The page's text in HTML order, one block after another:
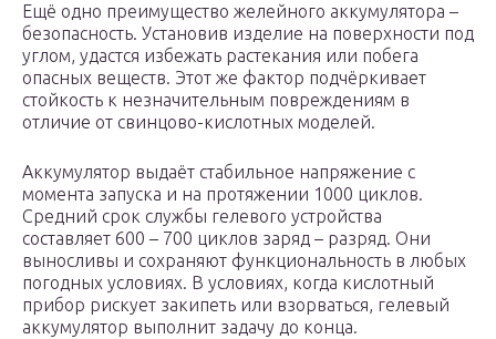
Ещё одно преимущество желейного аккумулятора –
безопасность. Установив изделие на поверхности под
углом, удастся избежать растекания или побега
опасных веществ. Этот же фактор подчёркивает
стойкость к незначительным повреждениям в
отличие от свинцово-кислотных моделей.
Аккумулятор выдаёт стабильное напряжение с
момента запуска и на протяжении 1000 циклов.
Средний срок службы гелевого устройства
составляет 600 – 700 циклов заряд – разряд. Они
выносливы и сохраняют функциональность в любых
погодных условиях. В условиях, когда кислотный
прибор рискует закипеть или взорваться, гелевый
аккумулятор выполнит задачу до конца.